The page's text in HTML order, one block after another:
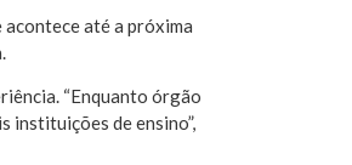
acontece até a próxima
“Enquanto órgão
instituições de ensino”,